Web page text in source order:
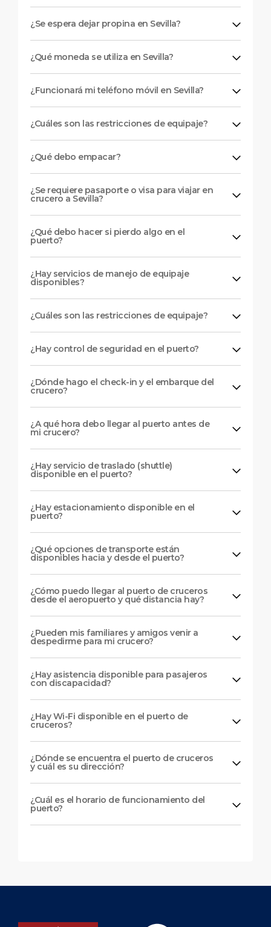
¿Se espera dejar propina en Sevilla?
¿Qué moneda se utiliza en Sevilla?
¿Funcionará mi teléfono móvil en Sevilla?
¿Cuáles son las restricciones de equipaje?
¿Qué debo empacar?
¿Se requiere pasaporte o visa para viajar en
crucero a Sevilla?
¿Qué debo hacer si pierdo algo en el
puerto?
¿Hay servicios de manejo de equipaje
disponibles?
¿Cuáles son las restricciones de equipaje?
¿Hay control de seguridad en el puerto?
¿Dónde hago el check-in y el embarque del
crucero?
¿A qué hora debo llegar al puerto antes de
mi crucero?
¿Hay servicio de traslado (shuttle)
disponible en el puerto?
¿Hay estacionamiento disponible en el
puerto?
¿Qué opciones de transporte están
disponibles hacia y desde el puerto?
¿Cómo puedo llegar al puerto de cruceros
desde el aeropuerto y qué distancia hay?
¿Pueden mis familiares y amigos venir a
despedirme para mi crucero?
¿Hay asistencia disponible para pasajeros
con discapacidad?
¿Hay Wi-Fi disponible en el puerto de
cruceros?
¿Dónde se encuentra el puerto de cruceros
y cuál es su dirección?
¿Cuál es el horario de funcionamiento del
puerto?